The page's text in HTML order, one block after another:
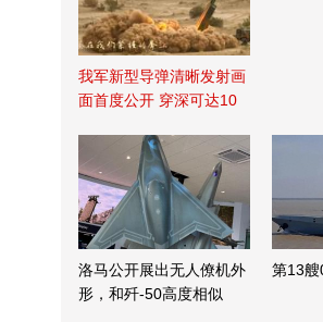
我军新型导弹清晰发射画
面首度公开 穿深可达10
洛马公开展出无人僚机外
形，和歼-50高度相似
第13艘